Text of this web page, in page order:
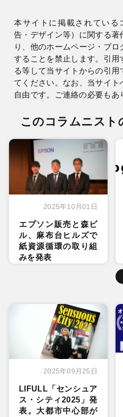
本サイトに掲載されている
告・デザイン等）に関する著
り、他のホームページ・ブロ
することを禁止します。引
る等して当サイトからの引
てください。なお、当サイ
自由です。ご連絡の必要もあ
このコラムニスト
2025年10月01日
エプソン販売と森ビ
ル、麻布台ヒルズで
紙資源循環の取り組
みを発表
2025年09月25日
LIFULL「センシュア
ス・シティ2025」発
表。大都市中心部が